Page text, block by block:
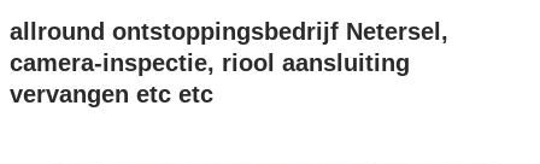
allround ontstoppingsbedrijf Netersel,
camera-inspectie, riool aansluiting
vervangen etc etc